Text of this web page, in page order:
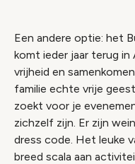
Een andere optie: het
komt ieder jaar terug in
vrijheid en
familie echte vrije
zoekt voor je
zichzelf zijn. Er zijn
dress code. Het leuke
breed scala aan